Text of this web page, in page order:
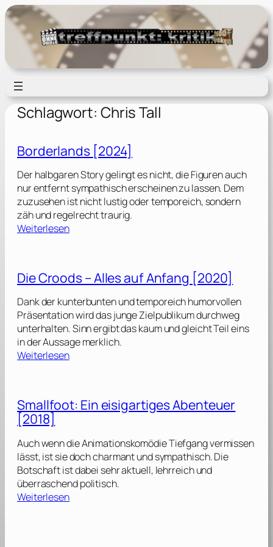
Zum
Inhalt
springen
Schlagwort: Chris Tall
Borderlands [2024]
Der halbgaren Story gelingt es nicht, die Figuren auch
nur entfernt sympathisch erscheinen zu lassen. Dem
zuzusehen ist nicht lustig oder temporeich, sondern
zäh und regelrecht traurig.
Weiterlesen:
d
r
l
a
n
d
2
0
4
]
Die Croods – Alles auf Anfang [2020]
Dank der kunterbunten und temporeich humorvollen
Präsentation wird das junge Zielpublikum durchweg
unterhalten. Sinn ergibt das kaum und gleicht Teil eins
in der Aussage merklich.
Weiterlesen:
C
o
d
s
–
Smallfoot: Ein eisigartiges Abenteuer
[2018]
Auch wenn die Animationskomödie Tiefgang vermissen
lässt, ist sie doch charmant und sympathisch. Die
Botschaft ist dabei sehr aktuell, lehrreich und
überraschend politisch.
Weiterlesen: